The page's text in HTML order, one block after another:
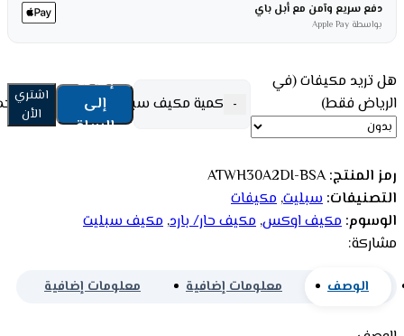
دفع سريع وآمن مع أبل باي
بواسطة Apple Pay
هل تريد مكيفات (في
الرياض فقط)
- كمية مكیف سبلیت اوكس 30000 وحدة - إنفرتر - حار/ بارد ATWH30A2DI-BSA
إضافة
إلى
السلة
اشتري
الأن
رمز المنتج:ATWH30A2DI-BSA
التصنيفات: سبليت, مكيفات
الوسوم: مكيف اوكس, مكيف حار/ بارد, مكيف سبليت
مشاركة:
الوصف معلومات إضافية معلومات إضافية